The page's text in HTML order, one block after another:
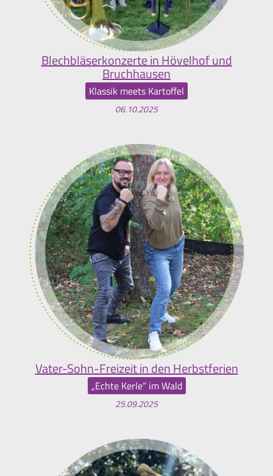
Blechbläserkonzerte in Hövelhof und
Bruchhausen
Klassik meets Kartoffel
06.10.2025
Vater-Sohn-Freizeit in den Herbstferien
„Echte Kerle“ im Wald
25.09.2025